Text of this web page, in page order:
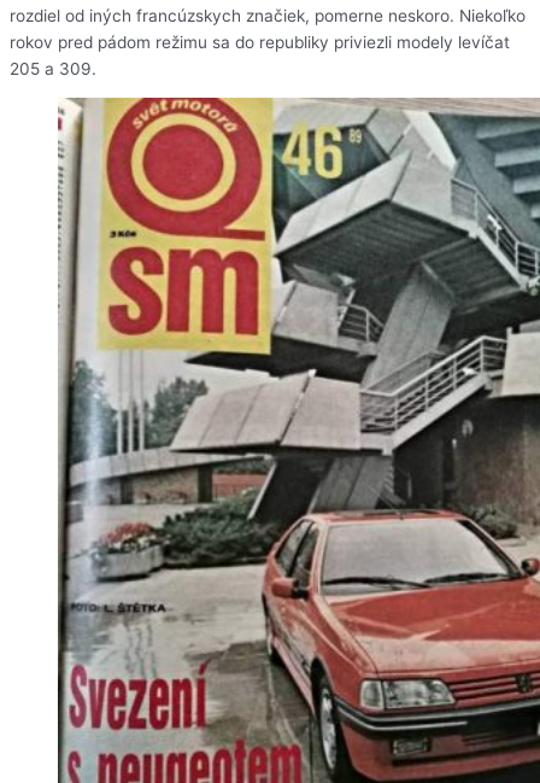
rozdiel od iných francúzskych značiek, pomerne neskoro. Niekoľko
rokov pred pádom režimu sa do republiky priviezli modely levíčat
205 a 309.